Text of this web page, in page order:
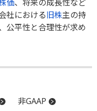
価、将来の成長性など
社における旧株主の持
公平性と合理性が求め
非GAAP